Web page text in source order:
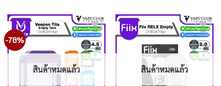
-78%
Add
to
wishlist
สินค้าหมดแล้ว
Add
to
wishlist
สินค้าหมดแล้ว